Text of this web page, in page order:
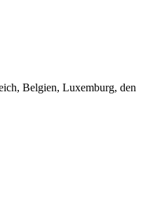
Belgien, Luxemburg, den